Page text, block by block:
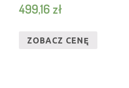
499,16 zł
ZOBACZ CENĘ